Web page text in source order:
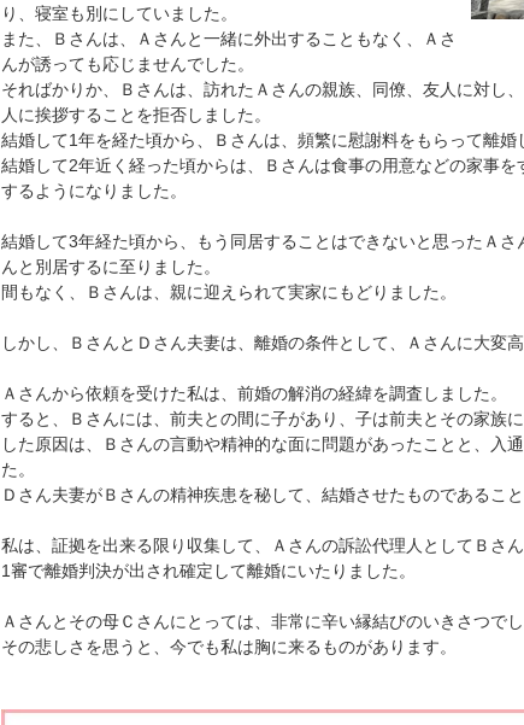
り、寝室も別にしていました。
また、Ｂさんは、Ａさんと一緒に外出することもなく、Ａさ
んが誘っても応じませんでした。
そればかりか、Ｂさんは、訪れたＡさんの親族、同僚、友人に対し
人に挨拶することを拒否しました。
結婚して1年を経た頃から、Ｂさんは、頻繁に慰謝料をもらって離
結婚して2年近く経った頃からは、Ｂさんは食事の用意などの家事
するようになりました。
結婚して3年経た頃から、もう同居することはできないと思ったＡ
んと別居するに至りました。
間もなく、Ｂさんは、親に迎えられて実家にもどりました。
しかし、ＢさんとＤさん夫妻は、離婚の条件として、Ａさんに大変
Ａさんから依頼を受けた私は、前婚の解消の経緯を調査しました。
すると、Ｂさんには、前夫との間に子があり、子は前夫とその家族
した原因は、Ｂさんの言動や精神的な面に問題があったことと、入
た。
Ｄさん夫妻がＢさんの精神疾患を秘して、結婚させたものであるこ
私は、証拠を出来る限り収集して、Ａさんの訴訟代理人としてＢさ
1審で離婚判決が出され確定して離婚にいたりました。
Ａさんとその母Ｃさんにとっては、非常に辛い縁結びのいきさつで
その悲しさを思うと、今でも私は胸に来るものがあります。